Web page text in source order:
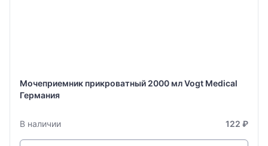
Мочеприемник прикроватный 2000 мл Vogt Medical
Германия
В наличии 122 ₽